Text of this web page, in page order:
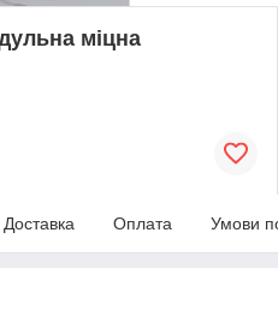
міцна
Доставка Оплата Умови